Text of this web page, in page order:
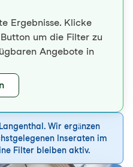
Ergebnisse. Klicke
um die Filter zu
Angebote in
Wir ergänzen
Inseraten im
Filter bleiben aktiv.